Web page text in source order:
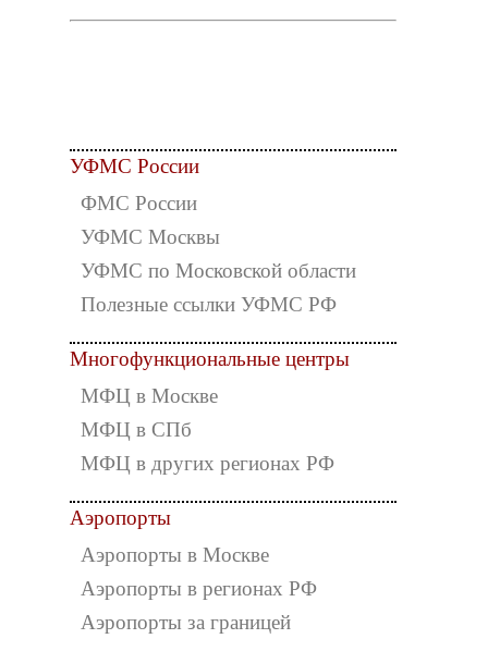
УФМС России
ФМС России
УФМС Москвы
УФМС по Московской области
Полезные ссылки УФМС РФ
Многофункциональные центры
МФЦ в Москве
МФЦ в СПб
МФЦ в других регионах РФ
Аэропорты
Аэропорты в Москве
Аэропорты в регионах РФ
Аэропорты за границей